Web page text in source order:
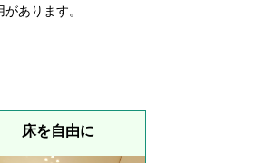
があります。
床を自由に